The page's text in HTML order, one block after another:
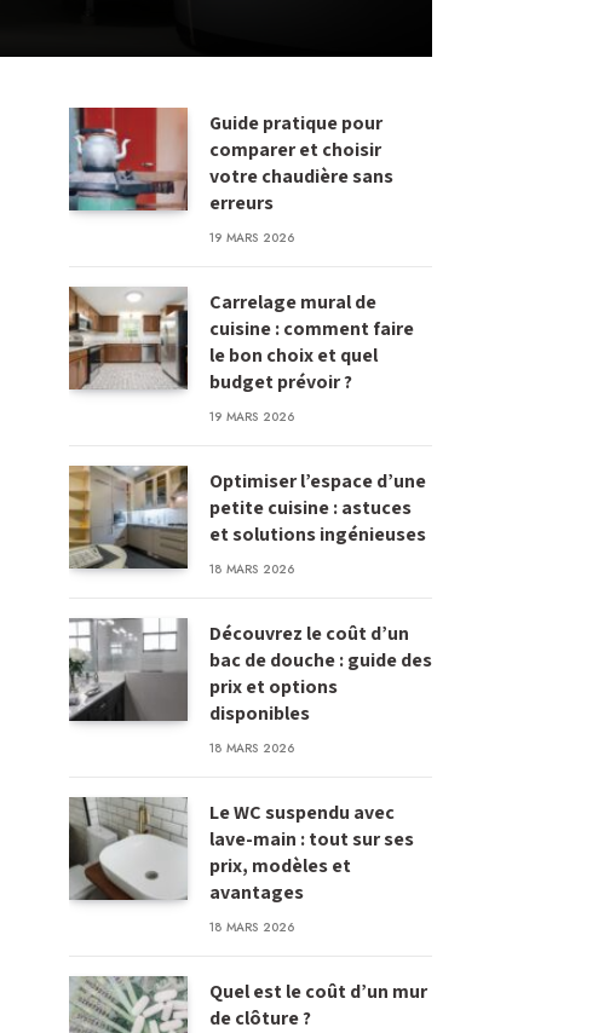
Guide pratique pour
comparer et choisir
votre chaudière sans
erreurs
19 MARS 2026
Carrelage mural de
cuisine : comment faire
le bon choix et quel
budget prévoir ?
19 MARS 2026
Optimiser l’espace d’une
petite cuisine : astuces
et solutions ingénieuses
18 MARS 2026
Découvrez le coût d’un
bac de douche : guide des
prix et options
disponibles
18 MARS 2026
Le WC suspendu avec
lave-main : tout sur ses
prix, modèles et
avantages
18 MARS 2026
Quel est le coût d’un mur
de clôture ?